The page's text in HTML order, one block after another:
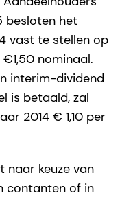
besloten het
vast te stellen op
nominaal.
interim-dividend
is betaald, zal
2014 € 1,10 per
naar keuze van
contanten of in